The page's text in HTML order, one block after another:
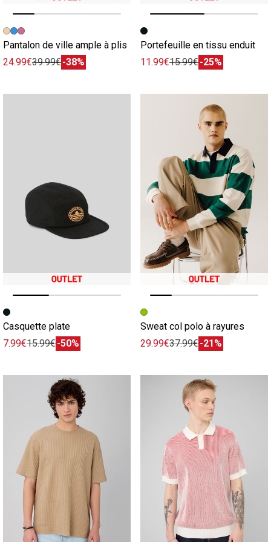
Image précédente
Image suivante
Pantalon de ville ample à plis
24.99€39.99€-38%
Image précédente
Image suivante
Portefeuille en tissu enduit
11.99€15.99€-25%
Image précédente
Image suivante
Casquette plate
7.99€15.99€-50%
Image précédente
Image suivante
Sweat col polo à rayures
29.99€37.99€-21%